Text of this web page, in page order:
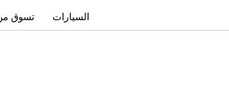
السيارات تسوق